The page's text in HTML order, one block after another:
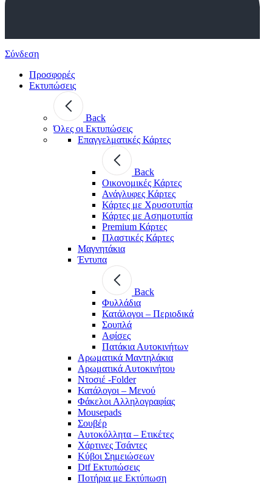
Σύνδεση
Προσφορές
Εκτυπώσεις
Back
Όλες οι Εκτυπώσεις
Επαγγελματικές Κάρτες
Back
Οικονομικές Κάρτες
Ανάγλυφες Κάρτες
Κάρτες με Χρυσοτυπία
Κάρτες με Ασημοτυπία
Premium Κάρτες
Πλαστικές Κάρτες
Μαγνητάκια
Έντυπα
Back
Φυλλάδια
Κατάλογοι – Περιοδικά
Σουπλά
Αφίσες
Πατάκια Αυτοκινήτων
Αρωματικά Μαντηλάκια
Αρωματικά Αυτοκινήτου
Ντοσιέ -Folder
Κατάλογοι – Μενού
Φάκελοι Αλληλογραφίας
Mousepads
Σουβέρ
Αυτοκόλλητα – Ετικέτες
Χάρτινες Τσάντες
Κύβοι Σημειώσεων
Dtf Εκτυπώσεις
Ποτήρια με Εκτύπωση